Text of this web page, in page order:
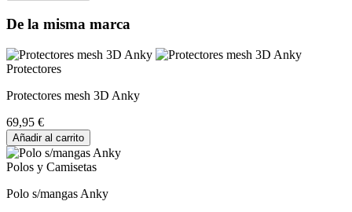
De la misma marca
Protectores
Protectores mesh 3D Anky
69,95 €
Añadir al carrito
Polos y Camisetas
Polo s/mangas Anky